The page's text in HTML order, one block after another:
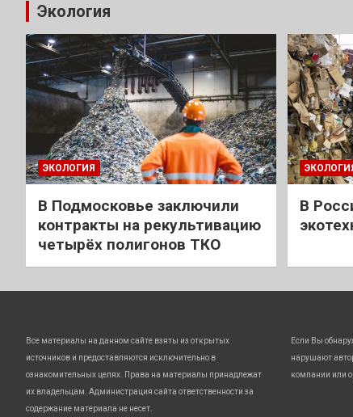
Экология
ЭКОЛОГИЯ
В Подмосковье заключили
контракты на рекультивацию
четырёх полигонов ТКО
В
Все материалы на данном сайте взяты из открытых
источников и предоставляются исключительно в
ознакомительных целях. Права на материалы принадлежат
их владельцам. Администрация сайта ответственности за
содержание материала не несет.
Если Вы
нарушают
компании или